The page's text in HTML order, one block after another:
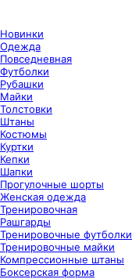
Новинки
Одежда
Повседневная
Футболки
Рубашки
Майки
Толстовки
Штаны
Костюмы
Куртки
Кепки
Шапки
Прогулочные шорты
Женская одежда
Тренировочная
Рашгарды
Тренировочные футболки
Тренировочные майки
Компрессионные штаны
Боксерская форма